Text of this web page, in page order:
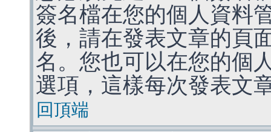
簽名檔在您的個人資料
後，請在發表文章的頁
名。您也可以在您的個
選項，這樣每次發表文
回頂端